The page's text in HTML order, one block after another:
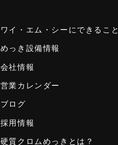
ワイ・エム・シーにできること
めっき設備情報
会社情報
営業カレンダー
ブログ
採用情報
硬質クロムめっきとは？